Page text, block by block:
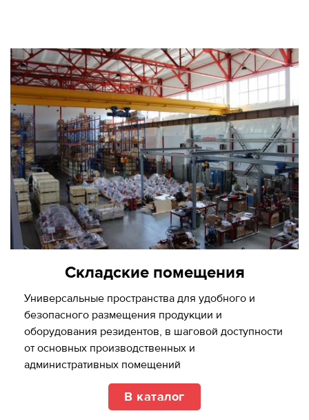
Складские помещения
Универсальные пространства для удобного и
безопасного размещения продукции и
оборудования резидентов, в шаговой доступности
от основных производственных и
административных помещений
В каталог